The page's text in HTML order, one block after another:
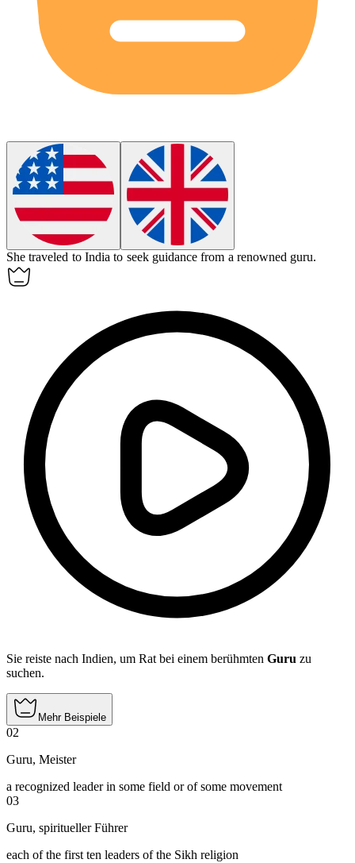
She traveled to India to seek guidance from a renowned guru.
Sie reiste nach Indien, um Rat bei einem berühmten Guru zu
suchen.
Mehr Beispiele
02
Guru, Meister
a recognized leader in some field or of some movement
03
Guru, spiritueller Führer
each of the first ten leaders of the Sikh religion